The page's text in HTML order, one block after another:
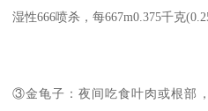
湿性666喷杀，每667m0.375千克
③金龟子：夜间吃食叶肉或根部